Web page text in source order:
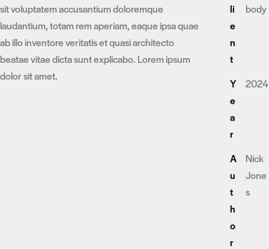
sit voluptatem accusantium doloremque
laudantium, totam rem aperiam, eaque ipsa quae
ab illo inventore veritatis et quasi architecto
beatae vitae dicta sunt explicabo. Lorem ipsum
dolor sit amet.
li
e
n
t
body
Y
e
a
r
2024
A
u
t
h
o
r
Nick
Jone
s